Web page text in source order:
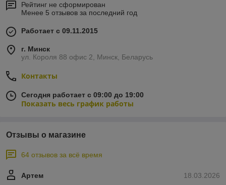
Рейтинг не сформирован
Менее 5 отзывов за последний год
Работает с 09.11.2015
г. Минск
ул. Короля 88 офис 2, Минск, Беларусь
Контакты
Сегодня работает с 09:00 до 19:00
Показать весь график работы
Отзывы о магазине
64 отзывов за всё время
18.03.2026
Артем